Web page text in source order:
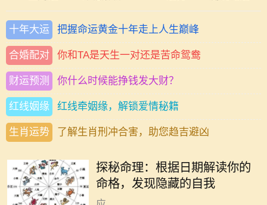
十年大运 把握命运黄金十年走上人生巅峰
合婚配对 你和TA是天生一对还是苦命鸳鸯
财运预测 你什么时候能挣钱发大财？
红线姻缘 红线牵姻缘，解锁爱情秘籍
生肖运势 了解生肖刑冲合害，助您趋吉避凶
探秘命理：根据日期解读你的
命格，发现隐藏的自我
在中国传统文化中，命理学作为一门
人的生辰八字、出生日期，都会对其
命格产生显著的影响。不同的日期对